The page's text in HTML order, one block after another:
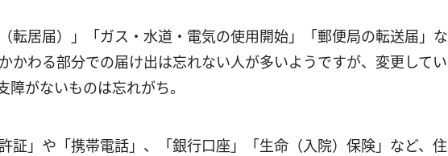
転居届）」「ガス・水道・電気の使用開始」「郵便局の転送届」な
かわる部分での届け出は忘れない人が多いようですが、変更してい
障がないものは忘れがち。
証」や「携帯電話」、「銀行口座」「生命（入院）保険」など、住